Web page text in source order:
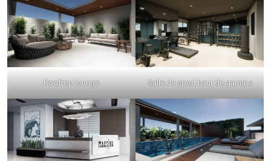
Rooftop lounge Salle de sport haut de gamme